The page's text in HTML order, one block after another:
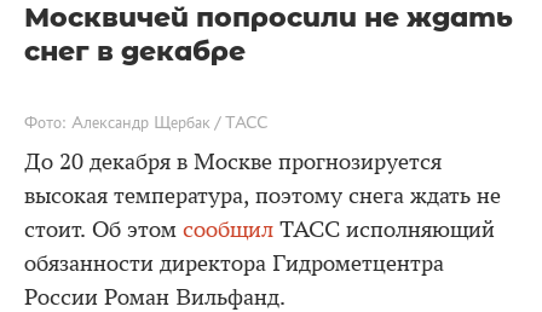
Москвичей попросили не ждать
снег в декабре
Фото: Александр Щербак / ТАСС
До 20 декабря в Москве прогнозируется
высокая температура, поэтому снега ждать не
стоит. Об этом сообщил ТАСС исполняющий
обязанности директора Гидрометцентра
России Роман Вильфанд.